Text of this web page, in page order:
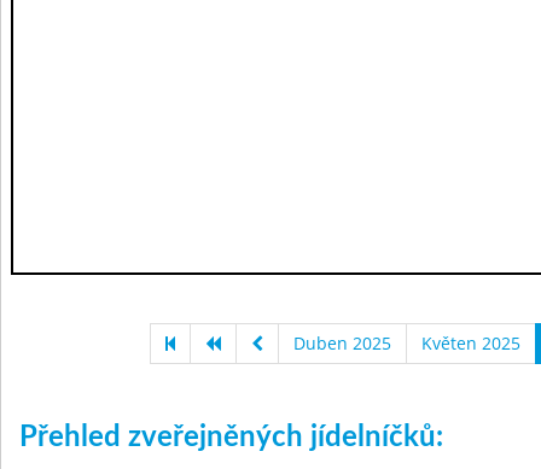
Duben 2025 Květen 2025
Přehled zveřejněných jídelníčků: